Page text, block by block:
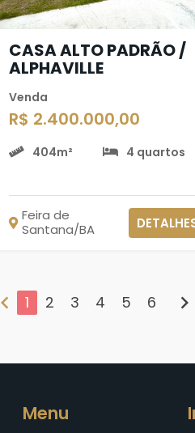
CASA ALTO PADRÃO /
ALPHAVILLE
Venda
R$ 2.400.000,00
404m² 4 quartos
Feira de
Santana/BA
chevron_left 1 2 3 4 5 6 chevron_right
Menu